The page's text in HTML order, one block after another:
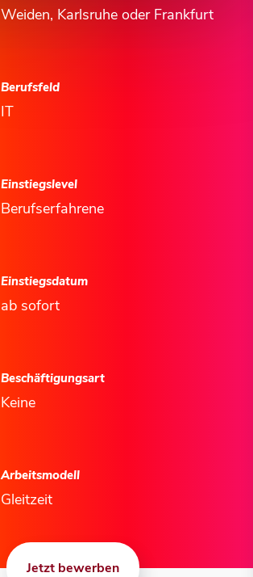
Weiden, Karlsruhe oder Frankfurt
Berufsfeld
IT
Einstiegslevel
Berufserfahrene
Einstiegsdatum
ab sofort
Beschäftigungsart
Keine
Arbeitsmodell
Gleitzeit
Jetzt bewerben